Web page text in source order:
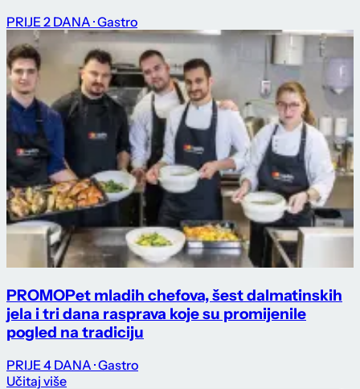
PRIJE 2 DANA · Gastro
PROMOPet mladih chefova, šest dalmatinskih
jela i tri dana rasprava koje su promijenile
pogled na tradiciju
PRIJE 4 DANA · Gastro
Učitaj više